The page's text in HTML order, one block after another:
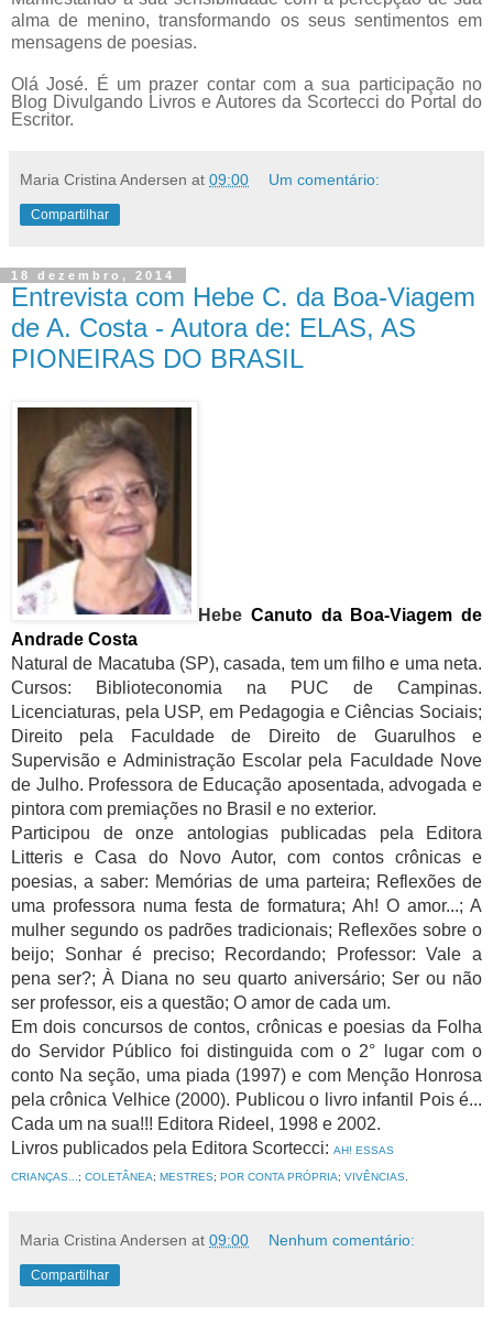
alma de menino, transformando os seus sentimentos em
mensagens de poesias.
Olá José. É um prazer contar com a sua participação no
Blog Divulgando Livros e Autores da Scortecci do Portal do
Escritor.
Maria Cristina Andersen at 09:00 Um comentário:
Compartilhar
18 dezembro, 2014
Entrevista com Hebe C. da Boa-Viagem
de A. Costa - Autora de: ELAS, AS
PIONEIRAS DO BRASIL
Hebe Canuto da Boa-Viagem de
Andrade Costa
Natural de Macatuba (SP), casada, tem um filho e uma neta.
Cursos: Biblioteconomia na PUC de Campinas.
Licenciaturas, pela USP, em Pedagogia e Ciências Sociais;
Direito pela Faculdade de Direito de Guarulhos e
Supervisão e Administração Escolar pela Faculdade Nove
de Julho. Professora de Educação aposentada, advogada e
pintora com premiações no Brasil e no exterior.
Participou de onze antologias publicadas pela Editora
Litteris e Casa do Novo Autor, com contos crônicas e
poesias, a saber: Memórias de uma parteira; Reflexões de
uma professora numa festa de formatura; Ah! O amor...; A
mulher segundo os padrões tradicionais; Reflexões sobre o
beijo; Sonhar é preciso; Recordando; Professor: Vale a
pena ser?; À Diana no seu quarto aniversário; Ser ou não
ser professor, eis a questão; O amor de cada um.
Em dois concursos de contos, crônicas e poesias da Folha
do Servidor Público foi distinguida com o 2° lugar com o
conto Na seção, uma piada (1997) e com Menção Honrosa
pela crônica Velhice (2000). Publicou o livro infantil Pois é...
Cada um na sua!!! Editora Rideel, 1998 e 2002.
Livros publicados pela Editora Scortecci: AH! ESSAS
CRIANÇAS... ; COLETÂNEA; MESTRES; POR CONTA PRÓPRIA; VIVÊNCIAS
Maria Cristina Andersen at 09:00 Nenhum comentário:
Compartilhar